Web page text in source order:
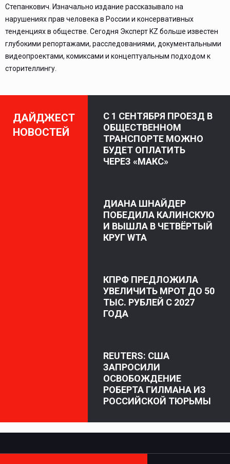
Степанкович. Изначально издание рассказывало на
нарушениях прав человека в России и консервативных
тенденциях в обществе. Сегодня Эксперт KZ больше известен
глубокими репортажами, расследованиями, документальными
видеопроектами, комиксами и концептуальным подходом к
сторителлингу.
ДАЙДЖЕСТ
НОВОСТЕЙ
С 1 СЕНТЯБРЯ ПРОЕЗД В
ОБЩЕСТВЕННОМ
ТРАНСПОРТЕ МОЖНО
БУДЕТ ОПЛАТИТЬ
ЧЕРЕЗ «МАКС»
ДИАНА ШНАЙДЕР
ПОБЕДИЛА КАЛИНСКУЮ
И ВЫШЛА В ЧЕТВЁРТЫЙ
КРУГ WTA
КПРФ ПРЕДЛОЖИЛА
УВЕЛИЧИТЬ МРОТ ДО 50
ТЫС. РУБЛЕЙ С 2027
ГОДА
REUTERS: США
ЗАПРОСИЛИ
ОСВОБОЖДЕНИЕ
РОБЕРТА ГИЛМАНА ИЗ
РОССИЙСКОЙ ТЮРЬМЫ